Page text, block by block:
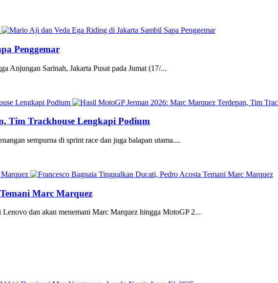
Penggemar
Anjungan Sarinah, Jakarta Pusat pada Jumat (17/...
Tim Trackhouse Lengkapi Podium
sempurna di sprint race dan juga balapan utama....
Marc Marquez
dan akan menemani Marc Marquez hingga MotoGP 2...